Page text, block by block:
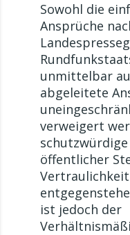
Sowohl die
Ansprüche
unmittelbar
abgeleitete
verweigert
öffentlicher
ist jedoch der